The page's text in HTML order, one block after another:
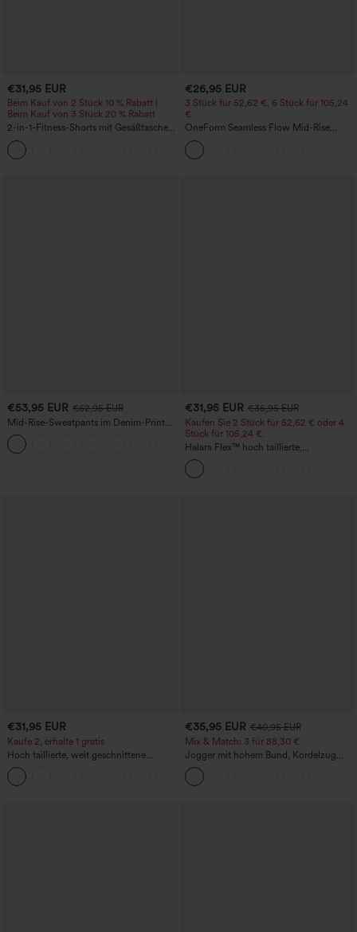
€31,95 EUR
Beim Kauf von 2 Stück 10 % Rabatt |
Beim Kauf von 3 Stück 20 % Rabatt
2-in-1-Fitness-Shorts mit Gesäßtasche
und seitlicher versteckter Tasche 6,3 cm
€26,95 EUR
3 Stück für 52,62 €, 6 Stück für 105,24
€
OneForm Seamless Flow Mid-Rise
Yoga-Leggings - mittelhoher Bund,
bauchformend und mit Po-Lifting-
Effekt
€53,95 EUR €62,95 EUR
Mid-Rise-Sweatpants im Denim-Print
aus French Terry, lässig, mit Taschen
€31,95 EUR €35,95 EUR
Kaufen Sie 2 Stück für 52,62 € oder 4
Stück für 105,24 €.
Halara Flex™ hoch taillierte,
figurformende Arbeitshose, die die Taille
schmaler wirken lässt, mit Taschen,
weitem Bein und Mikro-Waffelstruktur
€31,95 EUR
Kaufe 2, erhalte 1 gratis
Hoch taillierte, weit geschnittene
Freizeithose aus Leinenmischung mit
Kordelzug und Taschen
€35,95 EUR €40,95 EUR
Mix & Match: 3 für 88,30 €
Jogger mit hohem Bund, Kordelzug
und Raffung, schmal zulaufend,
schnelltrocknend mit kühlendem Griff,
mit Taschen - UPF40+